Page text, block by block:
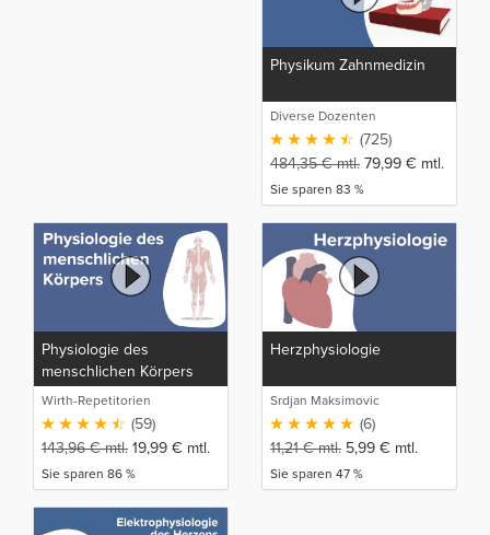
Physikum Zahnmedizin
Diverse Dozenten
(725)
484,35€mtl. 79,99 € mtl.
Sie sparen 83 %
Physiologie des
menschlichen Körpers
Wirth-Repetitorien
(59)
143,96€mtl. 19,99 € mtl.
Sie sparen 86 %
Herzphysiologie
Srdjan Maksimovic
(6)
11,21€mtl. 5,99 € mtl.
Sie sparen 47 %